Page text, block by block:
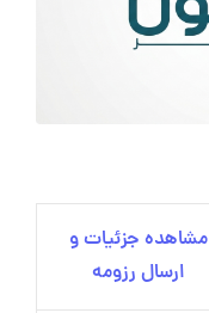
مشاهده جزئیات و
ارسال رزومه